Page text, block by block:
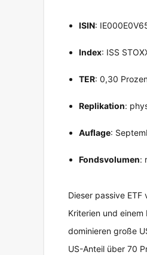
ISIN:
Index: ISS
TER: 0,30
Replikation:
Auflage:
Fondsvolumen:
Dieser passive
Kriterien und
dominieren große
US-Anteil über 70